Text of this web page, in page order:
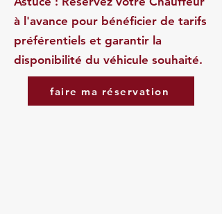
à l'avance pour bénéficier de tarifs
préférentiels et garantir la
disponibilité du véhicule souhaité.
faire ma réservation